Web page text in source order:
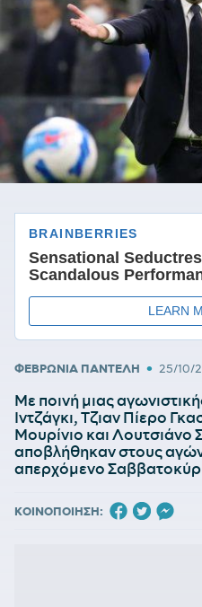
ΦΕΒΡΩΝΙΑ ΠΑΝΤΕΛΗ • 25/10/
Με ποινή μιας
Ιντζάγκι, Τζιαν Πίερο
Μουρίνιο και Λουτσιάνο
αποβλήθηκαν στους
απερχόμενο
ΚΟΙΝΟΠΟΙΗΣΗ: